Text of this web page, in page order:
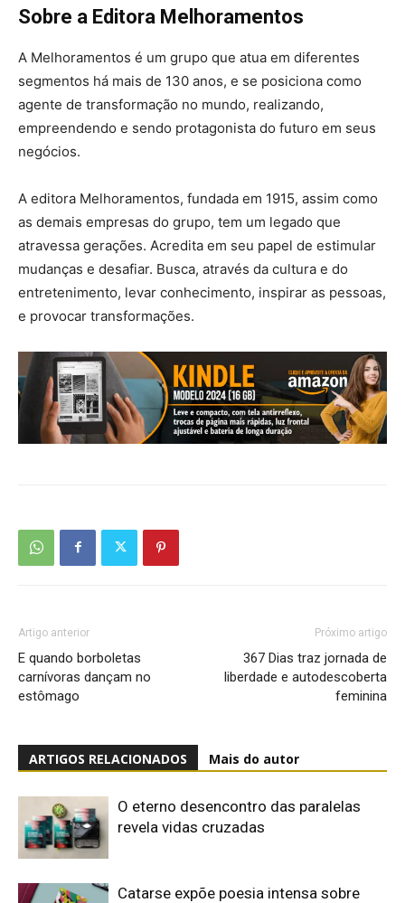
Sobre a Editora Melhoramentos
A Melhoramentos é um grupo que atua em diferentes
segmentos há mais de 130 anos, e se posiciona como
agente de transformação no mundo, realizando,
empreendendo e sendo protagonista do futuro em seus
negócios.
A editora Melhoramentos, fundada em 1915, assim como
as demais empresas do grupo, tem um legado que
atravessa gerações. Acredita em seu papel de estimular
mudanças e desafiar. Busca, através da cultura e do
entretenimento, levar conhecimento, inspirar as pessoas,
e provocar transformações.
Artigo anterior
E quando borboletas
carnívoras dançam no
estômago
Próximo artigo
367 Dias traz jornada de
liberdade e autodescoberta
feminina
ARTIGOS RELACIONADOS Mais do autor
O eterno desencontro das paralelas
revela vidas cruzadas
Catarse expõe poesia intensa sobre